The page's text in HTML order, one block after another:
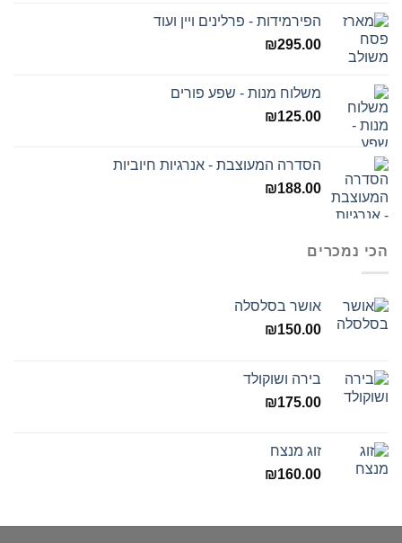
הפירמידות - פרלינים ויין ועוד
₪295.00
משלוח מנות - שפע פורים
₪125.00
הסדרה המעוצבת - אנרגיות חיוביות
₪188.00
הכי נמכרים
אושר בסלסלה
₪150.00
בירה ושוקולד
₪175.00
זוג מנצח
₪160.00